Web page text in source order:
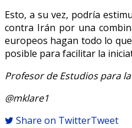
Esto, a su vez, podría
contra Irán por una
europeos hagan todo lo
posible para facilitar la
Profesor de Estudios para
@mklare1
Share on TwitterTweet